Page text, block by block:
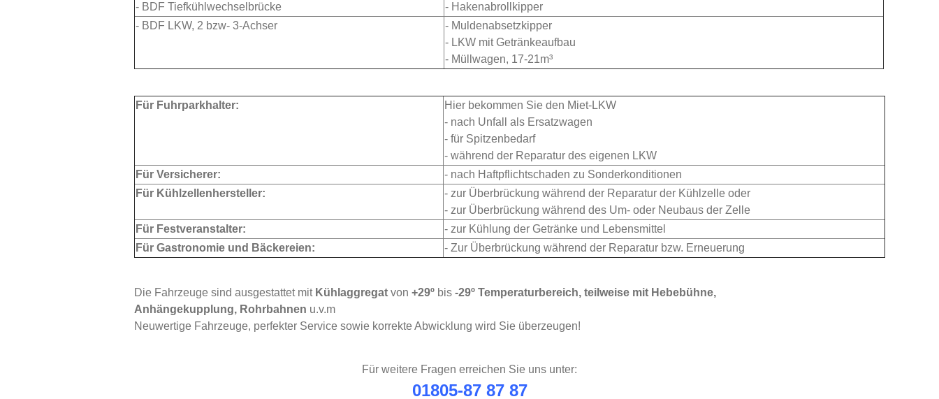
- BDF Tiefkühlwechselbrücke
- Hakenabrollkipper
- BDF LKW, 2 bzw- 3-Achser
- Muldenabsetzkipper
- LKW mit Getränkeaufbau
- Müllwagen, 17-21m³
Für Fuhrparkhalter:
Hier bekommen Sie den Miet-LKW
- nach Unfall als Ersatzwagen
- für Spitzenbedarf
- während der Reparatur des eigenen LKW
Für Versicherer:
- nach Haftpflichtschaden zu Sonderkonditionen
Für Kühlzellenhersteller:
- zur Überbrückung während der Reparatur der Kühlzelle oder
- zur Überbrückung während des Um- oder Neubaus der Zelle
Für Festveranstalter:
- zur Kühlung der Getränke und Lebensmittel
Für Gastronomie und Bäckereien:
- Zur Überbrückung während der Reparatur bzw. Erneuerung
Die Fahrzeuge sind ausgestattet mit Kühlaggregat von +29º bis -29º Temperaturbereich, teilweise mit Hebebühne,
Anhängekupplung, Rohrbahnen u.v.m
Neuwertige Fahrzeuge, perfekter Service sowie korrekte Abwicklung wird Sie überzeugen!
Für weitere Fragen erreichen Sie uns unter:
01805-87 87 87